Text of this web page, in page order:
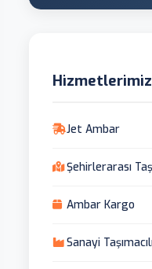
Hizmetlerimiz
Jet Ambar
Şehirlerarası
Ambar Kargo
Sanayi